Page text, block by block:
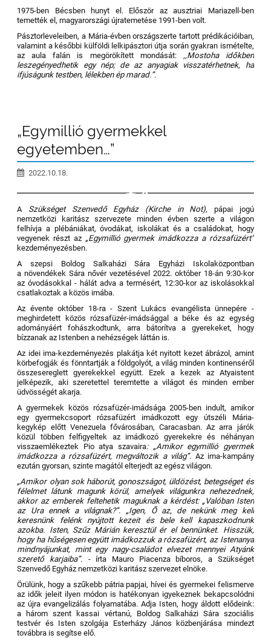
1975-ben Bécsben hunyt el. Először az ausztriai Mariazell-ben
temették el, magyarországi újratemetése 1991-ben volt.
Pásztorleveleiben, a Mária-évben országszerte tartott prédikációiban,
valamint a későbbi külföldi lelkipásztori útja során gyakran ismételte,
az aula falán is megörökített mondását: ,,Mostoha időkben
leszegényedhetik egy nép; de az anyagiak visszatérhetnek, ha
ifjúságunk testben, lélekben ép marad.”.
„Egymillió gyermekkel
egyetemben…”
2022.10.18.
8
A Szükséget Szenvedő Egyház (Kirche in Not), pápai jogú
nemzetközi karitász szervezete minden évben szerte a világon
felhívja a plébániákat, óvodákat, iskolákat és a családokat, hogy
vegyenek részt az „Egymillió gyermek imádkozza a rózsafüzért”
kezdeményezésben.
A szepsi Boldog Salkaházi Sára Egyházi Iskolaközpontban
a növendékek Sára nővér vezetésével 2022. október 18-án 9:30-kor
az óvodásokkal - hálát adva a termésért, 12:30-kor az iskolásokkal
csatlakoztak a közös imába.
Az évente október 18-ra - Szent Lukács evangélista ünnepére -
meghirdetett közös rózsafüzér-imádsággal a béke és az egység
adományáért fohászkodtunk, arra bátorítva a gyerekeket, hogy
bízzanak az Istenben a nehézségek láttán is.
Az idei ima-kezdeményezés plakátja két nyitott kezet ábrázol, amint
körbefogják és fönntartják a földgolyót, a világ minden kontinenséről
összesereglett gyerekekkel együtt. Ezek a kezek az Atyaistent
jelképezik, aki szeretettel teremtette a világot és minden ember
üdvösségét akarja.
A gyermekek közös rózsafüzér-imádsága 2005-ben indult, amikor
egy gyermekcsoport rózsafüzért imádkozott egy útszéli Mária-
kegykép előtt Venezuela fővárosában, Caracasban. Az arra járók
közül többen felfigyeltek az imádkozó gyerekekre és néhányan
visszaemlékeztek Pio atya szavaira: „Amikor egymillió gyermek
imádkozza a rózsafüzért, megváltozik a világ”. Az ima-kampány
ezután gyorsan, szinte magától elterjedt az egész világon.
„Amikor olyan sok háborút, gonoszságot, üldözést, betegséget és
félelmet látunk magunk körül, amelyek világunkra nehezednek,
akkor az emberek feltehetik maguknak a kérdést: „Valóban Isten
az Ura ennek a világnak?”. „Igen, Ő az, de nekünk meg kell
keresnünk felénk nyújtott kezeit és bele kell kapaszkodnunk
azokba. Isten, Szűz Márián keresztül ér el bennünket. Hisszük,
hogy ha hűségesen együtt imádkozzuk a rózsafüzért, az Istenanya
mindnyájunkat, mint egy nagy-családot elvezet mennyei Atyánk
szerető karjaiba”. - írta Mauro Piacenza bíboros, a Szükséget
Szenvedő Egyház nemzetközi karitász szervezet elnöke.
Örülünk, hogy a szűkebb pátria papjai, hívei és gyermekei felismerve
az idők jeleit ilyen módon is hatékonyan igyekeznek bekapcsolódni
az újra evangelizálás folyamatába. Adja Isten, hogy áldott elődeink:
a három szent kassai vértanú, Boldog Salkaházi Sára szociális
testvér és Isten szolgája Esterházy János közbenjárása mindezt
továbbra is segítse elő.